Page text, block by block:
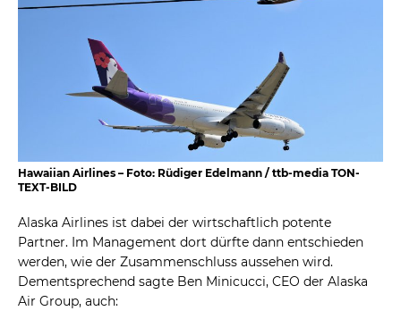
Hawaiian Airlines – Foto: Rüdiger Edelmann / ttb-media TON-
TEXT-BILD
Alaska Airlines ist dabei der wirtschaftlich potente
Partner. Im Management dort dürfte dann entschieden
werden, wie der Zusammenschluss aussehen wird.
Dementsprechend sagte Ben Minicucci, CEO der Alaska
Air Group, auch: